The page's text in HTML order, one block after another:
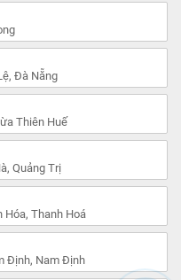
Đà Nẵng
Thiên Huế
Quảng Trị
Hóa, Thanh Hoá
Định, Nam Định